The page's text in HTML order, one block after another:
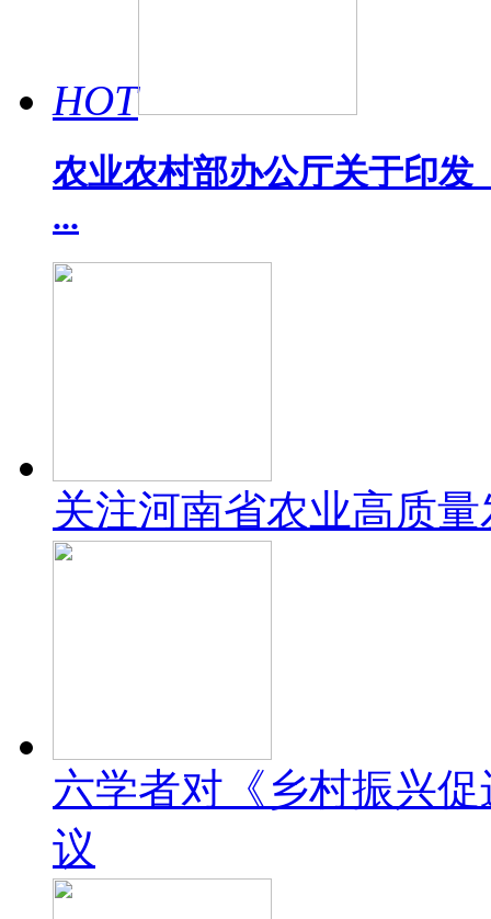
HOT
农业农村部办公厅关于印发
...
关注河南省农业高质
六学者对《乡村振兴
议